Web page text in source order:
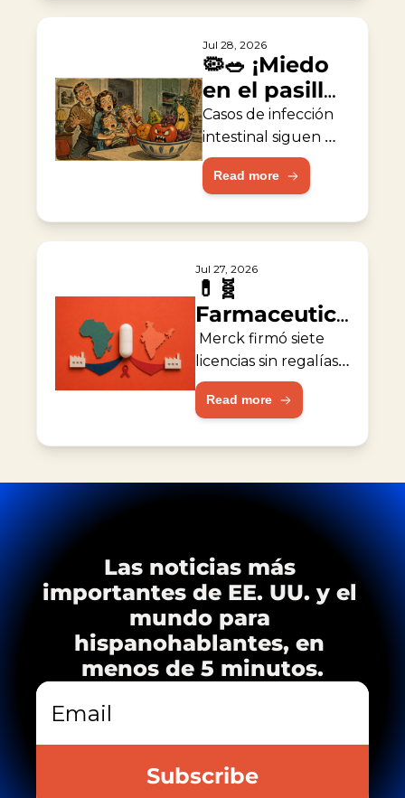
Jul 28, 2026
🦠🥗 ¡Miedo
en el pasillo
de
vegetales!
Casos de infección
intestinal siguen
aumentando los en
EE. UU.
Read more
Jul 27, 2026
💊🧬
Farmaceutica
acelera
acceso
global contra
VIH
Merck firmó siete
licencias sin regalías
para fabricantes de
África e India.
Read more
Las noticias más
importantes de EE. UU. y el
mundo para
hispanohablantes, en
menos de 5 minutos.
Subscribe